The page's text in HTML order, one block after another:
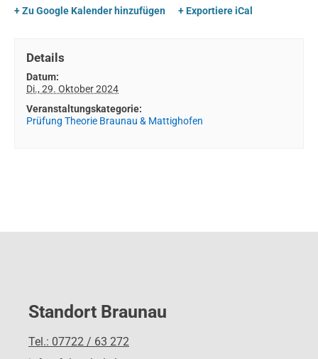
+ Zu Google Kalender hinzufügen + Exportiere iCal
Details
Datum:
Di., 29. Oktober 2024
Veranstaltungskategorie:
Prüfung Theorie Braunau & Mattighofen
Standort Braunau
Tel.: 07722 / 63 272